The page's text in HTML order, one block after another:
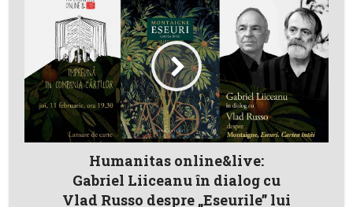
Humanitas online&live:
Gabriel Liiceanu în dialog cu
Vlad Russo despre „Eseurile” lui